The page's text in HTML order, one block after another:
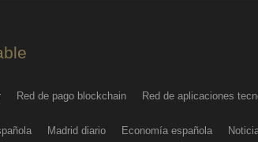
Red de pago blockchain Red de aplicaciones
Madrid diario Economía española